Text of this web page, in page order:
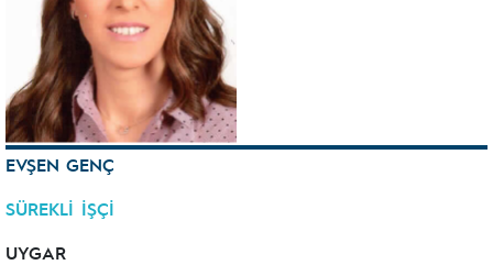
EVŞEN GENÇ
SÜREKLİ İŞÇİ
UYGAR